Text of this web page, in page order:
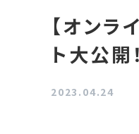
【オン
ト大公開！
2023.04.24